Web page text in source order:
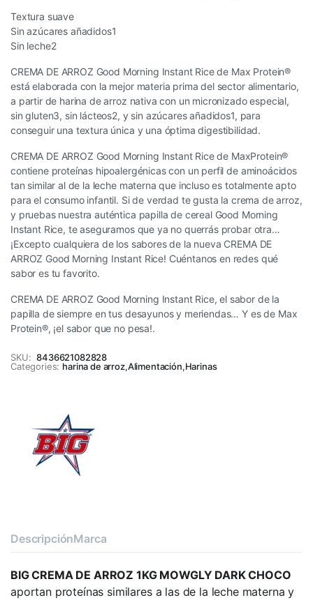
Textura suave
Sin azúcares añadidos1
Sin leche2
CREMA DE ARROZ Good Morning Instant Rice de Max Protein®
está elaborada con la mejor materia prima del sector alimentario,
a partir de harina de arroz nativa con un micronizado especial,
sin gluten3, sin lácteos2, y sin azúcares añadidos1, para
conseguir una textura única y una óptima digestibilidad.
CREMA DE ARROZ Good Morning Instant Rice de MaxProtein®
contiene proteínas hipoalergénicas con un perfil de aminoácidos
tan similar al de la leche materna que incluso es totalmente apto
para el consumo infantil. Si de verdad te gusta la crema de arroz,
y pruebas nuestra auténtica papilla de cereal Good Morning
Instant Rice, te aseguramos que ya no querrás probar otra…
¡Excepto cualquiera de los sabores de la nueva CREMA DE
ARROZ Good Morning Instant Rice! Cuéntanos en redes qué
sabor es tu favorito.
CREMA DE ARROZ Good Morning Instant Rice, el sabor de la
papilla de siempre en tus desayunos y meriendas… Y es de Max
Protein®, ¡el sabor que no pesa!.
SKU: 8436621082828
Categories: harina de arroz,Alimentación,Harinas
DescripciónMarca
BIG CREMA DE ARROZ 1KG MOWGLY DARK CHOCO
aportan proteínas similares a las de la leche materna y